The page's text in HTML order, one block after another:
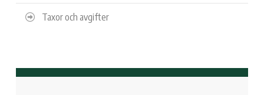
Taxor och avgifter